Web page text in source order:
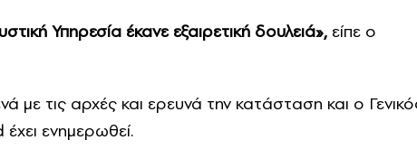
Υπηρεσία έκανε εξαιρετική δουλειά», είπε ο
με τις αρχές και ερευνά την κατάσταση και ο
ενημερωθεί.